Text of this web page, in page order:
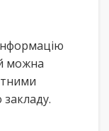
можна